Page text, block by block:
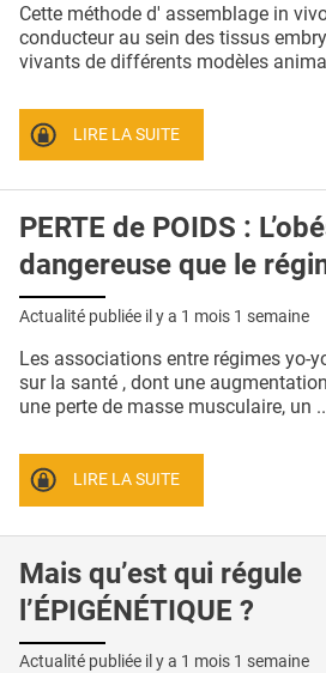
QUI SOMMES-NOUS ?
CONDITIONS GÉNÉRALES
CRÉDITS
Cette méthode d' assemblage in
conducteur au sein des tissus
vivants de différents modèles
LIRE LA SUITE
PERTE de POIDS :
dangereuse que le
Actualité publiée il y a 1 mois 1 semaine
Les associations entre régimes yo-
sur la santé , dont une
une perte de masse musculaire, un
LIRE LA SUITE
Mais qu’est qui régule
l’ÉPIGÉNÉTIQUE ?
Actualité publiée il y a 1 mois 1 semaine